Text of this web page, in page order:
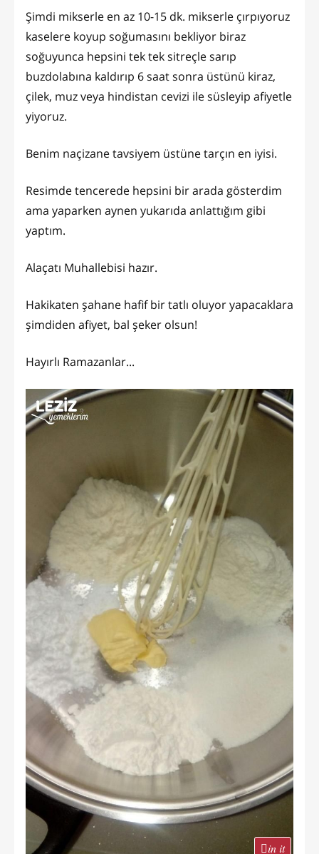
Şimdi mikserle en az 10-15 dk. mikserle çırpıyoruz
kaselere koyup soğumasını bekliyor biraz
soğuyunca hepsini tek tek sitreçle sarıp
buzdolabına kaldırıp 6 saat sonra üstünü kiraz,
çilek, muz veya hindistan cevizi ile süsleyip afiyetle
yiyoruz.
Benim naçizane tavsiyem üstüne tarçın en iyisi.
Resimde tencerede hepsini bir arada gösterdim
ama yaparken aynen yukarıda anlattığım gibi
yaptım.
Alaçatı Muhallebisi hazır.
Hakikaten şahane hafif bir tatlı oluyor yapacaklara
şimdiden afiyet, bal şeker olsun!
Hayırlı Ramazanlar...
in it